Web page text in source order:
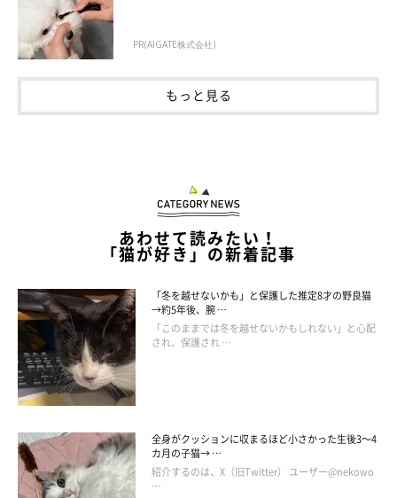
PR(AIGATE株式会社)
もっと見る
あわせて読みたい！
「猫が好き」の新着記事
「冬を越せないかも」と保護した推定8才の野良猫
→約5年後、腕 …
「このままでは冬を越せないかもしれない」と心配
され、保護され …
全身がクッションに収まるほど小さかった生後3～4
カ月の子猫→ …
紹介するのは、X（旧Twitter） ユーザー@nekowo
…